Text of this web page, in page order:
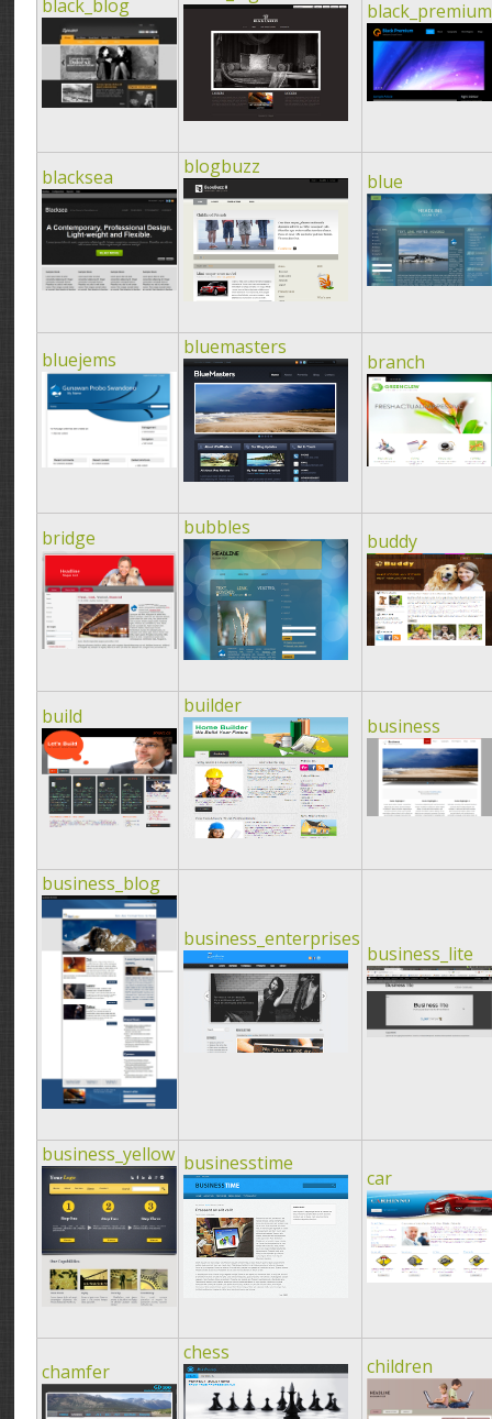
black_blog black_premium
blacksea blogbuzz
blue
bluejems
bluemasters
branch
bridge bubbles
buddy
build
builder
business
business_blog
business_enterprises
business_lite
business_yellow businesstime
car
chamfer
chess
children